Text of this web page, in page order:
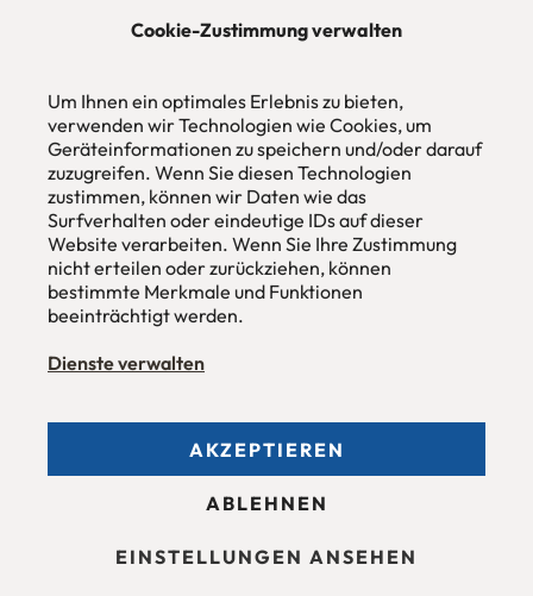
Cookie-Zustimmung verwalten
Um Ihnen ein optimales Erlebnis zu bieten,
verwenden wir Technologien wie Cookies, um
Geräteinformationen zu speichern und/oder darauf
zuzugreifen. Wenn Sie diesen Technologien
zustimmen, können wir Daten wie das
Surfverhalten oder eindeutige IDs auf dieser
Website verarbeiten. Wenn Sie Ihre Zustimmung
nicht erteilen oder zurückziehen, können
bestimmte Merkmale und Funktionen
beeinträchtigt werden.
Dienste verwalten
AKZEPTIEREN
ABLEHNEN
EINSTELLUNGEN ANSEHEN
Individuelles Wohndesign
ohne Mehrpreis nach Maß
Hans Pinsel-Str. 1
im DreierHaus
85540Haar / München
089 / 420 44 535
Fax
089 / 456 00 646
E-Mail
mail@urbana-moebel.de
Öffnungszeiten des
Montag bis Freitag 09:30 — 18:30 Uhr
Samstag 09:30 -16:00 Uhr
Allgemeine Geschäftsbedingungen (AGB)
Barrierefreiheit